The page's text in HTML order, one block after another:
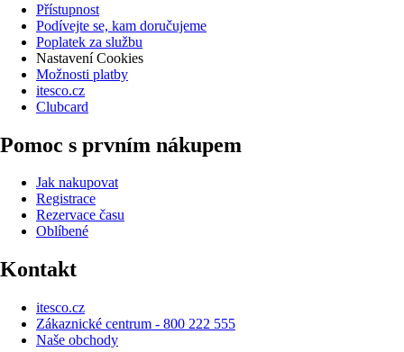
Přístupnost
Podívejte se, kam doručujeme
Poplatek za službu
Nastavení Cookies
Možnosti platby
itesco.cz
Clubcard
Pomoc s prvním nákupem
Jak nakupovat
Registrace
Rezervace času
Oblíbené
Kontakt
itesco.cz
Zákaznické centrum - 800 222 555
Naše obchody